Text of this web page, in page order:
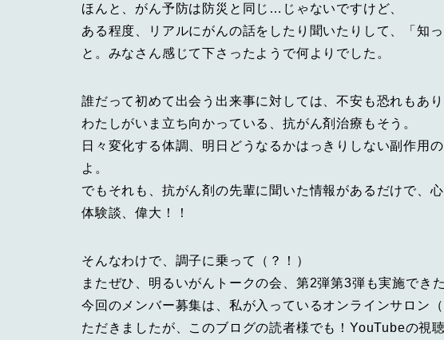
ほんと、がん予防は防災と同じ…じゃないですけど、
ある程度、リアルにがんの話をしたり聞いたりして、「知
と。みなさん感じて下さったようで何よりでした。
誰だって初めて出会う出来事に対しては、不安も恐れもあり
わたしがいま立ち向かっている、抗がん剤治療もそう。
日々変化する体調、明日どうなるかはっきりしない副作用
よ。
でもそれも、抗がん剤の先輩に聞いた情報があるだけで、
体験談、偉大！！
そんなわけで、調子に乗って（？！）
またぜひ、明るいがんトークの会、第2弾第3弾も実施でき
今回のメンバー募集は、私が入っているオンラインサロン
ただきましたが、このブログの読者様でも！YouTubeの視